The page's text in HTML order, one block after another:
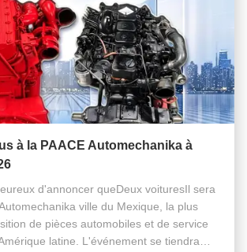
à la PAACE Automechanika à
d'annoncer queDeux voituresIl sera
ville du Mexique, la plus
de pièces automobiles et de service
latine. L'événement se tiendra